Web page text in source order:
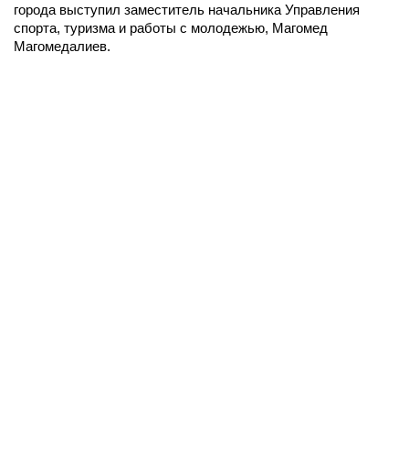
города выступил заместитель начальника Управления
спорта, туризма и работы с молодежью, Магомед
Магомедалиев.